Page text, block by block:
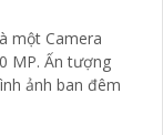
một Camera
tượng
ảnh ban đêm